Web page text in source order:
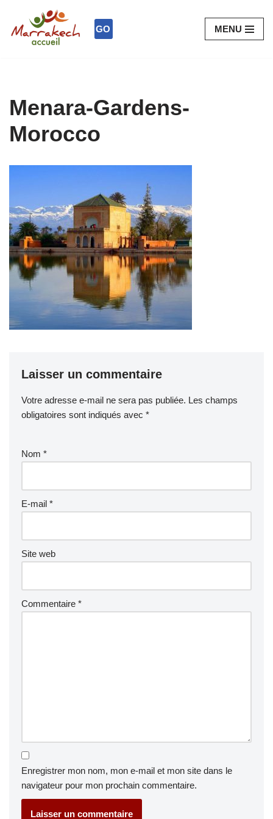
Aller
GO MENU
Menara-Gardens-
Morocco
Laisser un commentaire
Votre adresse e-mail ne sera pas publiée. Les champs
obligatoires sont indiqués avec *
Nom *
E-mail *
Site web
Commentaire *
Enregistrer mon nom, mon e-mail et mon site dans le
navigateur pour mon prochain commentaire.